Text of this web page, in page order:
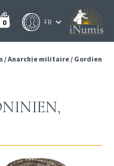
0
/Anarchie militaire/ Gordien